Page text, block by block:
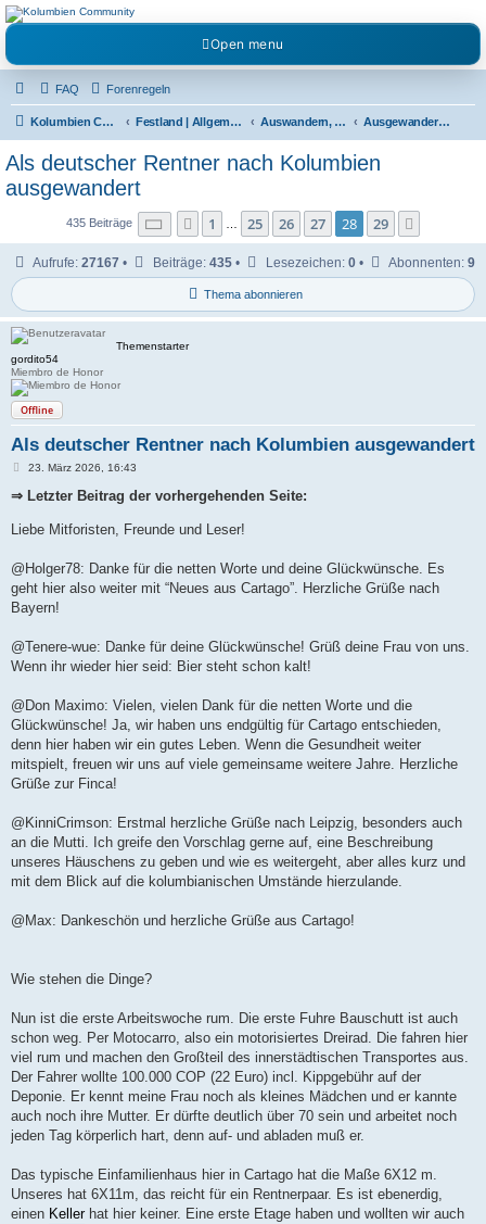
Kolumbienforum - Das
grosse Forum der
Freunde Kolumbiens
Reisen, Auswandern, Kultur, Politik, Geschichte und Visum in Kolumbien und Venezuela.
Austausch, Erfahrungen und Gemeinschaft im Kolumbienforum
Open menu
FAQ Forenregeln
Kolumbien Community Festland | Allgemeine Fragen Auswandern, Leben & Arbeiten in Kolumbien Ausgewandert nach Kolumbien | Auswanderer berichten
Als deutscher Rentner nach Kolumbien
ausgewandert
435 Beiträge Seite 28 von 29
Vorherige
1 25 26 27 28 29
Thema abonnieren
Aufrufe: 27167 • Beiträge: 435 • Lesezeichen: 0 • Abonnenten: 9
Themenstarter
gordito54
Miembro de Honor
Offline
Als deutscher Rentner nach Kolumbien ausgewandert
B
a
23. März 2026, 16:43
⇒ Letzter Beitrag der vorhergehenden Seite:
Liebe Mitforisten, Freunde und Leser!
@Holger78: Danke für die netten Worte und deine Glückwünsche. Es
geht hier also weiter mit “Neues aus Cartago”. Herzliche Grüße nach
Bayern!
@Tenere-wue: Danke für deine Glückwünsche! Grüß deine Frau von uns.
Wenn ihr wieder hier seid: Bier steht schon kalt!
@Don Maximo: Vielen, vielen Dank für die netten Worte und die
Glückwünsche! Ja, wir haben uns endgültig für Cartago entschieden,
denn hier haben wir ein gutes Leben. Wenn die Gesundheit weiter
mitspielt, freuen wir uns auf viele gemeinsame weitere Jahre. Herzliche
Grüße zur Finca!
@KinniCrimson: Erstmal herzliche Grüße nach Leipzig, besonders auch
an die Mutti. Ich greife den Vorschlag gerne auf, eine Beschreibung
unseres Häuschens zu geben und wie es weitergeht, aber alles kurz und
mit dem Blick auf die kolumbianischen Umstände hierzulande.
@Max: Dankeschön und herzliche Grüße aus Cartago!
Wie stehen die Dinge?
Nun ist die erste Arbeitswoche rum. Die erste Fuhre Bauschutt ist auch
schon weg. Per Motocarro, also ein motorisiertes Dreirad. Die fahren hier
viel rum und machen den Großteil des innerstädtischen Transportes aus.
Der Fahrer wollte 100.000 COP (22 Euro) incl. Kippgebühr auf der
Deponie. Er kennt meine Frau noch als kleines Mädchen und er kannte
auch noch ihre Mutter. Er dürfte deutlich über 70 sein und arbeitet noch
jeden Tag körperlich hart, denn auf- und abladen muß er.
Das typische Einfamilienhaus hier in Cartago hat die Maße 6X12 m.
Unseres hat 6X11m, das reicht für ein Rentnerpaar. Es ist ebenerdig,
einen Kellerhat hier keiner. Eine erste Etage haben und wollten wir auch